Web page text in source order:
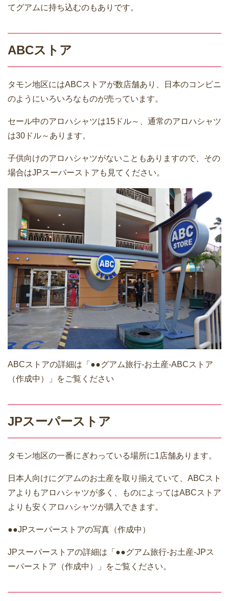
てグアムに持ち込むのもありです。
ABCストア
タモン地区にはABCストアが数店舗あり、日本のコンビニ
のようにいろいろなものが売っています。
セール中のアロハシャツは15ドル～、通常のアロハシャツ
は30ドル～あります。
子供向けのアロハシャツがないこともありますので、その
場合はJPスーパーストアも見てください。
ABCストアの詳細は「●●グアム旅行-お土産-ABCストア
（作成中）」をご覧ください
JPスーパーストア
タモン地区の一番にぎわっている場所に1店舗あります。
日本人向けにグアムのお土産を取り揃えていて、ABCスト
アよりもアロハシャツが多く、ものによってはABCストア
よりも安くアロハシャツが購入できます。
●●JPスーパーストアの写真（作成中）
JPスーパーストアの詳細は「●●グアム旅行-お土産-JPス
ーパーストア（作成中）」をご覧ください。